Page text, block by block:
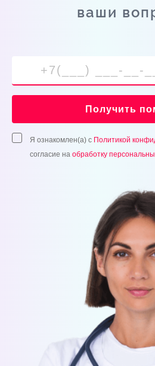
ваши
Получить
Я ознакомлен(а) с Политикой
согласие на обработку